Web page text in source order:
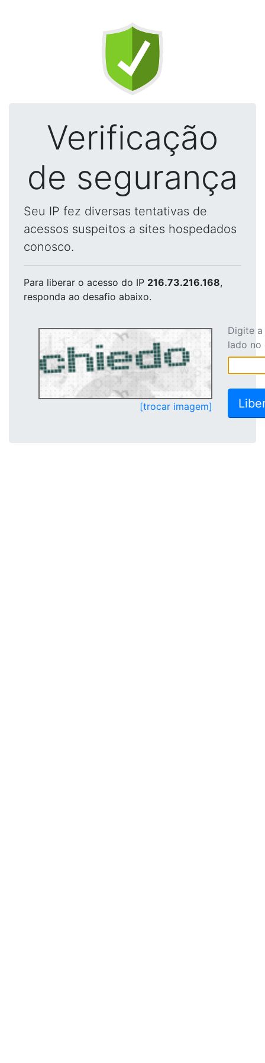
Verificação
de segurança
Seu IP fez diversas tentativas de
acessos suspeitos a sites hospedados
conosco.
Para liberar o acesso do IP 216.73.216.168,
responda ao desafio abaixo.
[trocar imagem]
Digite
lado no